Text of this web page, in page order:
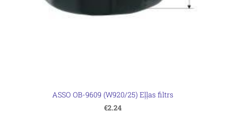
ASSO OB-9609 (W920/25) Eļļas filtrs
€2.24